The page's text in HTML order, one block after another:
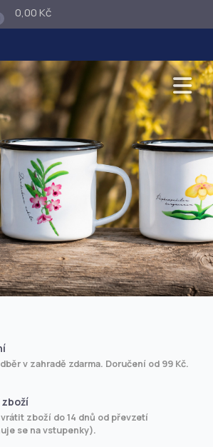
0,00 Kč
v zahradě zdarma. Doručení od 99 Kč.
zboží do 14 dnů od převzetí
se na vstupenky).